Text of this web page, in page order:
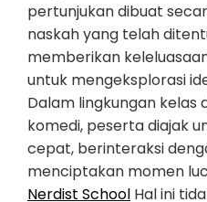
pertunjukan dibuat
naskah yang telah
memberikan
untuk mengeksplorasi
Dalam lingkungan kelas
komedi, peserta diajak
cepat, berinteraksi
menciptakan momen
Nerdist School Hal ini